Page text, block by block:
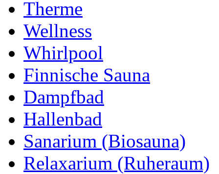
Therme
Wellness
Whirlpool
Finnische Sauna
Dampfbad
Hallenbad
Sanarium (Biosauna)
Relaxarium (Ruheraum)